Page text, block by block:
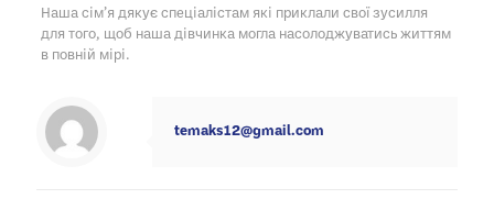
Наша сім’я дякує спеціалістам які приклали свої зусилля
для того, щоб наша дівчинка могла насолоджуватись життям
в повній мірі.
temaks12@gmail.com